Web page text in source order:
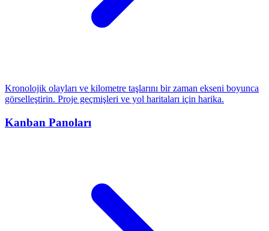
Kronolojik olayları ve kilometre taşlarını bir zaman ekseni boyunca
görselleştirin. Proje geçmişleri ve yol haritaları için harika.
Kanban Panoları